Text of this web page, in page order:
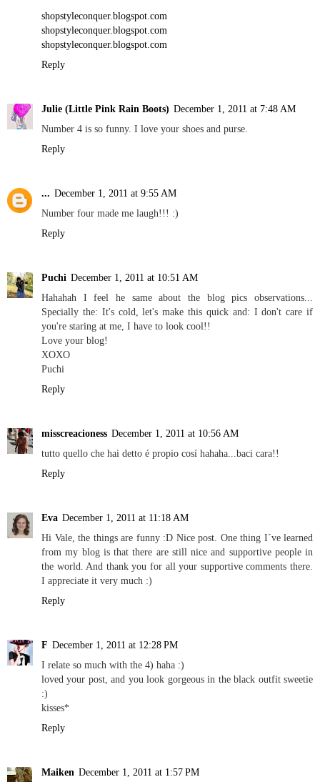
shopstyleconquer.blogspot.com
shopstyleconquer.blogspot.com
shopstyleconquer.blogspot.com
Reply
Julie (Little Pink Rain Boots) December 1, 2011 at 7:48 AM
Number 4 is so funny. I love your shoes and purse.
Reply
... December 1, 2011 at 9:55 AM
Number four made me laugh!!! :)
Reply
Puchi December 1, 2011 at 10:51 AM
Hahahah I feel he same about the blog pics observations...
Specially the: It's cold, let's make this quick and: I don't care if
you're staring at me, I have to look cool!!
Love your blog!
XOXO
Puchi
Reply
misscreacioness December 1, 2011 at 10:56 AM
tutto quello che hai detto é propio cosí hahaha...baci cara!!
Reply
Eva December 1, 2011 at 11:18 AM
Hi Vale, the things are funny :D Nice post. One thing I´ve learned
from my blog is that there are still nice and supportive people in
the world. And thank you for all your supportive comments there.
I appreciate it very much :)
Reply
F December 1, 2011 at 12:28 PM
I relate so much with the 4) haha :)
loved your post, and you look gorgeous in the black outfit sweetie
:)
kisses*
Reply
Maiken December 1, 2011 at 1:57 PM